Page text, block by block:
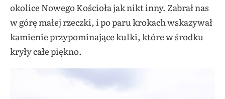
okolice Nowego Kościoła jak nikt inny. Zabrał nas
w górę małej rzeczki, i po paru krokach wskazywał
kamienie przypominające kulki, które w środku
kryły całe piękno.